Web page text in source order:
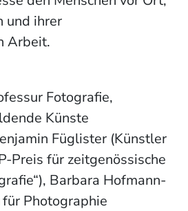
und ihrer
Arbeit.
Fotografie,
Künste
Füglister (Künstler
Preis für zeitgenössische
Barbara Hofmann-
für Photographie